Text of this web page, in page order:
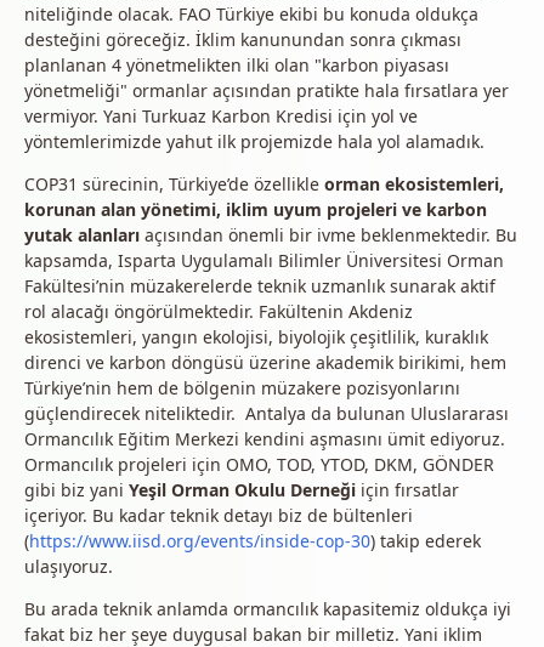
niteliğinde olacak. FAO Türkiye ekibi bu konuda oldukça
desteğini göreceğiz. İklim kanunundan sonra çıkması
planlanan 4 yönetmelikten ilki olan "karbon piyasası
yönetmeliği" ormanlar açısından pratikte hala fırsatlara yer
vermiyor. Yani Turkuaz Karbon Kredisi için yol ve
yöntemlerimizde yahut ilk projemizde hala yol alamadık.
COP31 sürecinin, Türkiye’de özellikle orman ekosistemleri,
korunan alan yönetimi, iklim uyum projeleri ve karbon
yutak alanları açısından önemli bir ivme beklenmektedir. Bu
kapsamda, Isparta Uygulamalı Bilimler Üniversitesi Orman
Fakültesi’nin müzakerelerde teknik uzmanlık sunarak aktif
rol alacağı öngörülmektedir. Fakültenin Akdeniz
ekosistemleri, yangın ekolojisi, biyolojik çeşitlilik, kuraklık
direnci ve karbon döngüsü üzerine akademik birikimi, hem
Türkiye’nin hem de bölgenin müzakere pozisyonlarını
güçlendirecek niteliktedir. Antalya da bulunan Uluslararası
Ormancılık Eğitim Merkezi kendini aşmasını ümit ediyoruz.
Ormancılık projeleri için OMO, TOD, YTOD, DKM, GÖNDER
gibi biz yani Yeşil Orman Okulu Derneği için fırsatlar
içeriyor. Bu kadar teknik detayı biz de bültenleri
(https://www.iisd.org/events/inside-cop-30) takip ederek
ulaşıyoruz.
Bu arada teknik anlamda ormancılık kapasitemiz oldukça iyi
fakat biz her şeye duygusal bakan bir milletiz. Yani iklim